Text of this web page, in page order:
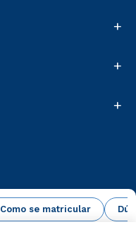
Como se matricular
+
+
+